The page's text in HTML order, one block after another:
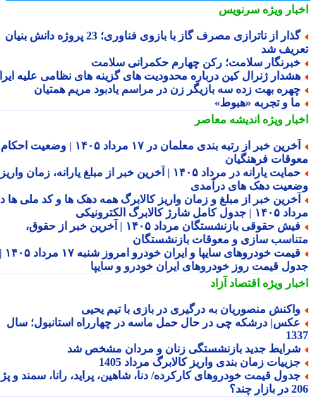
ویژهسرنویس
گذار از ناترازی مصرف گاز با بازوی فناوری؛ 23 پروژه دانش بنیان
شد
سلامت؛ رکن چهارم حکمرانی سلامت
ژنرال کین درباره محدودیت های گزینه های نظامی علیه ایران
بهت زده سه بازیگر زن در مراسم یادبود مریم همتیان
و تجربه «هبوط»
ویژهاندیشه معاصر
آخرین خبر از رتبه بندی معلمان در ۱۷ مرداد ۱۴۰۵ | وضعیت احکام و
فرهنگیان
حمایت یارانه در مرداد ۱۴۰۵ | آخرین خبر از مبلغ یارانه، زمان واریز و
دهک های درآمدی
خبر از مبلغ و زمان واریز کالابرگ همه دهک ها و کد ملی ها در
شارژ کالابرگ الکترونیکی
فیش حقوقی بازنشستگان مرداد ۱۴۰۵ | آخرین خبر از حقوق،
سازی و معوقات بازنشستگان
قیمت خودروهای سایپا و ایران خودرو امروز شنبه ۱۷ مرداد ۱۴۰۵ |
قیمت روز خودروهای ایران خودرو و سایپا
ویژهاقتصاد آزاد
منصوریان به درگیری در بازی با تیم یحیی
درشکه چی در حال حمل ماسه در چهارراه استانبول؛ سال
جدید بازنشستگی زنان و مردان مشخص شد
زمان بندی واریز کالابرگ مرداد 1405
قیمت خودروهای کارکرده/ دنا، شاهین، پراید، رانا، سمند و پژو